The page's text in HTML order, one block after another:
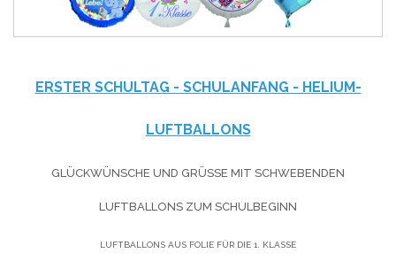
ERSTER SCHULTAG - SCHULANFANG - HELIUM-
LUFTBALLONS
GLÜCKWÜNSCHE UND GRÜSSE MIT SCHWEBENDEN L
UFTBALLONS ZUM SCHULBEGINN
LUFTBALLONS AUS FOLIE FÜR DIE 1. KLASSE